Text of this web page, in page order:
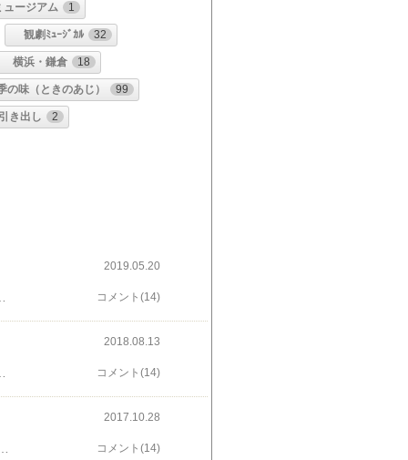
ージアム 1
観劇ﾐｭｰｼﾞｶﾙ 32
横浜・鎌倉 18
の味（ときのあじ） 99
き出し 2
2019.05.20
コメント(14)
2018.08.13
コメント(14)
2017.10.28
コメント(14)